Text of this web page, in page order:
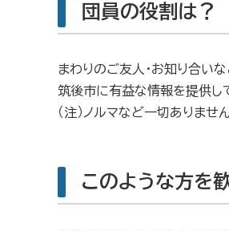
団員の役割は？
まわりのご友人・お知り合いな
筑後市に有益な情報を提供し
（注）ノルマなど一切ありません
このような方を